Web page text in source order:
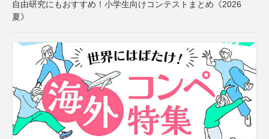
自由研究にもおすすめ！小学生向けコンテストまとめ《2026
夏》